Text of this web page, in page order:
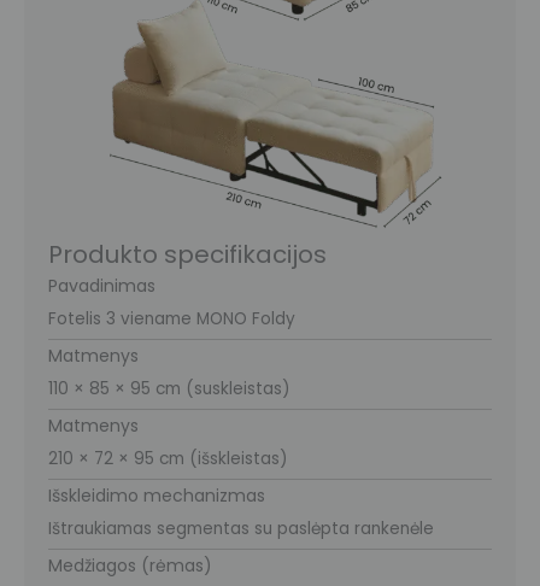
Produkto specifikacijos
Pavadinimas
Fotelis 3 viename MONO Foldy
Matmenys
110 × 85 × 95 cm (suskleistas)
Matmenys
210 × 72 × 95 cm (išskleistas)
Išskleidimo mechanizmas
Ištraukiamas segmentas su paslėpta rankenėle
Medžiagos (rėmas)